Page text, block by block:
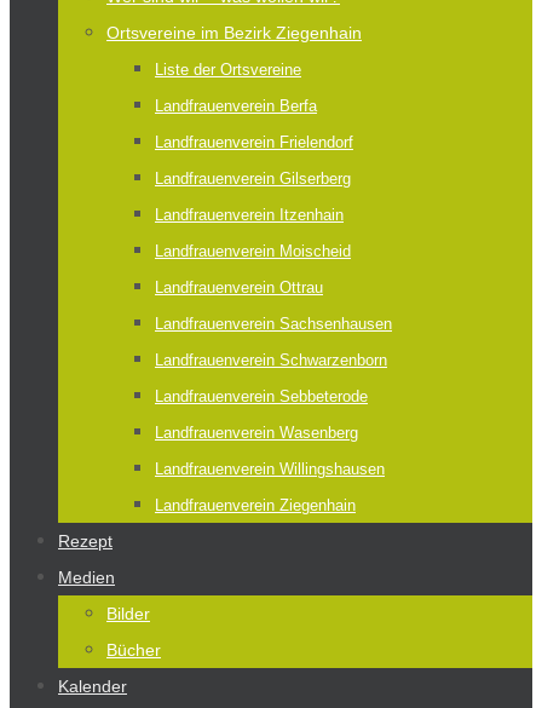
Ortsvereine im Bezirk Ziegenhain
Liste der Ortsvereine
Landfrauenverein Berfa
Landfrauenverein Frielendorf
Landfrauenverein Gilserberg
Landfrauenverein Itzenhain
Landfrauenverein Moischeid
Landfrauenverein Ottrau
Landfrauenverein Sachsenhausen
Landfrauenverein Schwarzenborn
Landfrauenverein Sebbeterode
Landfrauenverein Wasenberg
Landfrauenverein Willingshausen
Landfrauenverein Ziegenhain
Rezept
Medien
Bilder
Bücher
Kalender